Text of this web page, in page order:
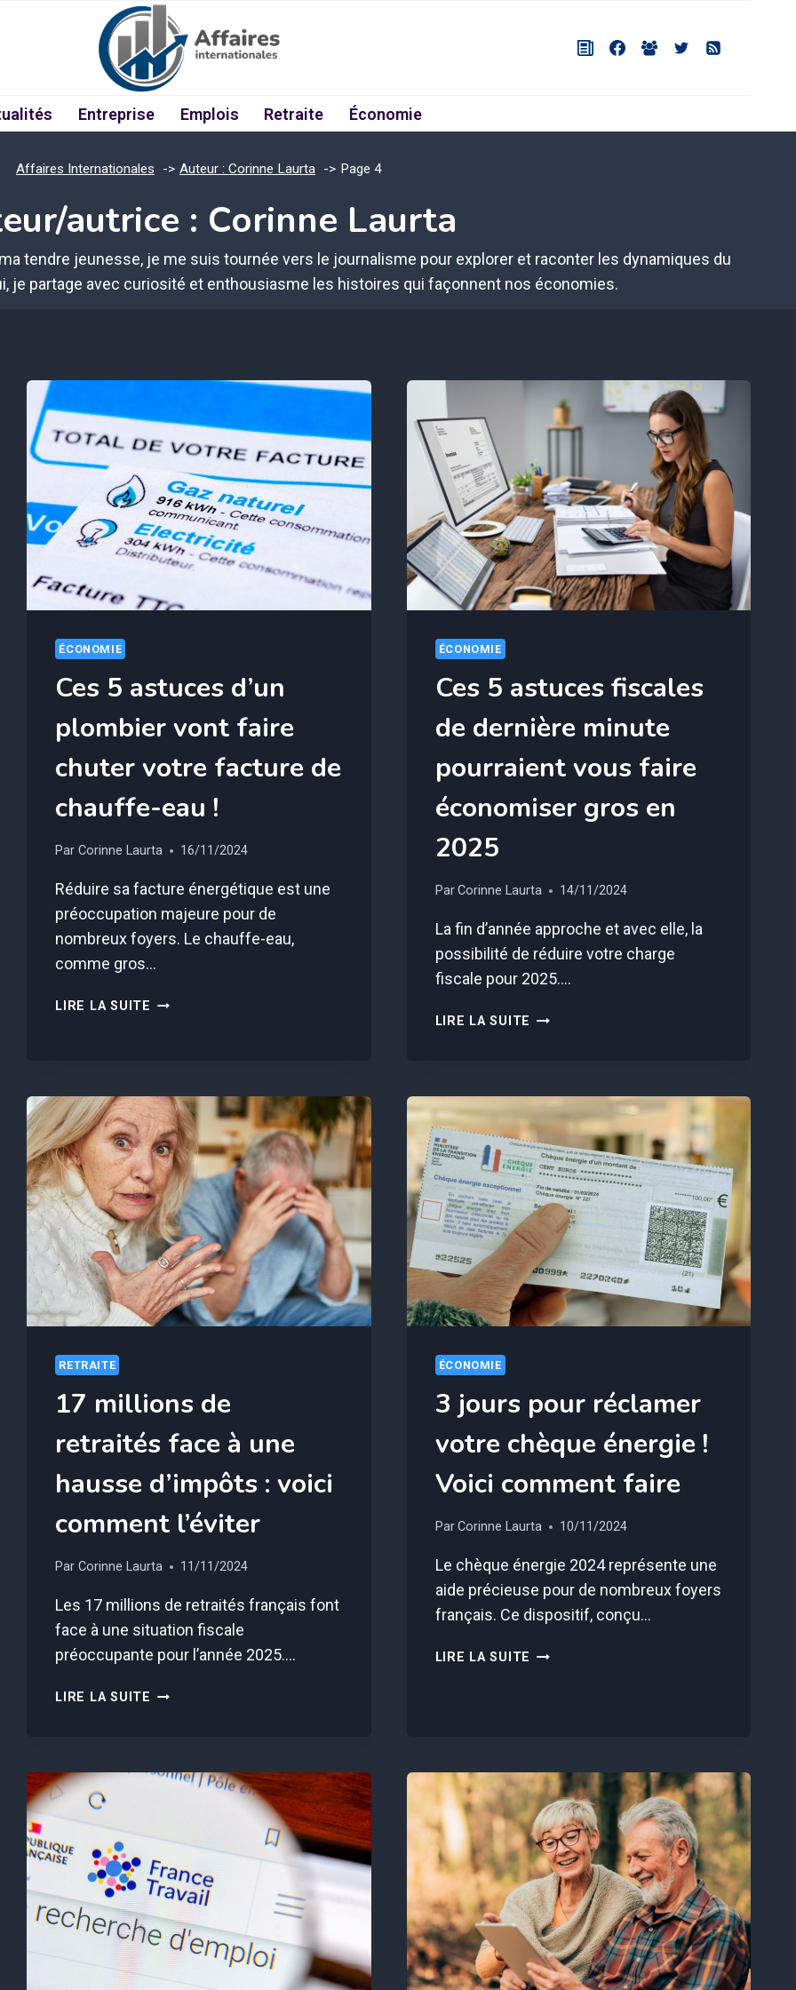
Entreprise Emplois Retraite Économie
Affaires Internationales Auteur : Corinne Laurta Page 4
autrice : Corinne Laurta
tendre jeunesse, je me suis tournée vers le journalisme pour explorer et raconter les dynamiques du
je partage avec curiosité et enthousiasme les histoires qui façonnent nos économies.
ÉCONOMIE
Ces 5 astuces d’un
plombier vont faire
chuter votre facture de
chauffe-eau !
Par Corinne Laurta 16/11/2024
Réduire sa facture énergétique est une
préoccupation majeure pour de
nombreux foyers. Le chauffe-eau,
comme gros…
LIRE LA SUITE CES
VONT
FAIRE
CHUTER
VOTRE
FACTURE
DE
CHAUFFE-
EAU
!
ÉCONOMIE
Ces 5 astuces fiscales
de dernière minute
pourraient vous faire
économiser gros en
2025
ParCorinne Laurta 14/11/2024
La fin d’année approche et avec elle, la
possibilité de réduire votre charge
fiscale pour 2025….
LIRE LA SUITE CES
DE
DERNIÈRE
MINUTE
POURRAIENT
VOUS
FAIRE
ÉCONOMISER
GROS
EN
2025
RETRAITE
17 millions de
retraités face à une
hausse d’impôts : voici
comment l’éviter
Par Corinne Laurta 11/11/2024
Les 17 millions de retraités français font
face à une situation fiscale
préoccupante pour l’année 2025….
LIRE LA SUITE 17
FACE
D’IMPÔTS
:
VOICI
COMMENT
L’ÉVITER
ÉCONOMIE
3 jours pour réclamer
votre chèque énergie !
Voici comment faire
ParCorinne Laurta 10/11/2024
Le chèque énergie 2024 représente une
aide précieuse pour de nombreux foyers
français. Ce dispositif, conçu…
LIRE LA SUITE 3
ÉNERGIE
!
VOICI
COMMENT
FAIRE